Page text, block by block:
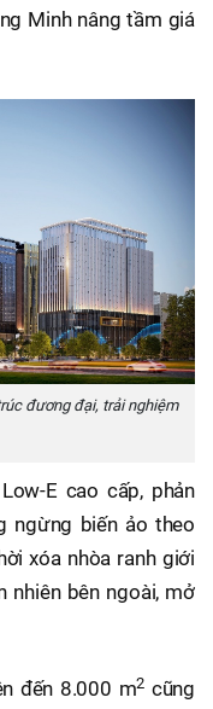
Minh nâng tầm giá
đương đại, trải nghiệm
E cao cấp, phản
ngừng biến ảo theo
xóa nhòa ranh giới
nhiên bên ngoài, mở
đến 8.000 m2 cũng